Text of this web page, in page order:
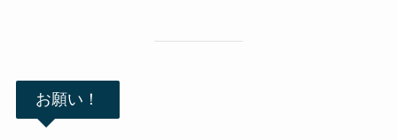
お願い！